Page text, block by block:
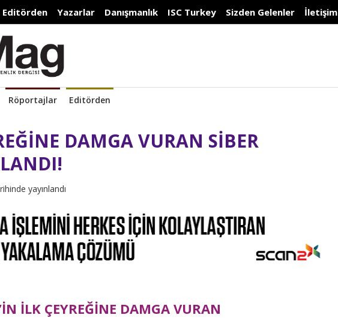
Editörden Yazarlar Danışmanlık ISC Turkey Sizden Gelenler İletişim
Röportajlar Editörden
DAMGA VURAN SİBER
yayınlandı
İLK ÇEYREĞİNE DAMGA VURAN